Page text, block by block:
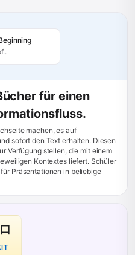
für einen
machen, es auf
sofort den Text erhalten. Diesen
Verfügung stellen, die mit einem
Kontextes liefert. Schüler
Präsentationen in beliebige